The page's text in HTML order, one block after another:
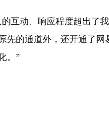
动、响应程度超出了
先的通道外，还开通了
。”